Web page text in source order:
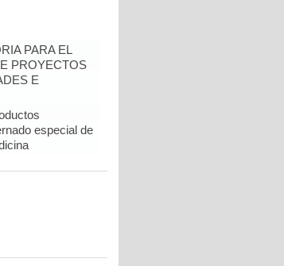
PARA EL
PROYECTOS
E
especial de